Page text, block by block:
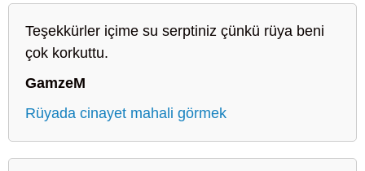
Teşekkürler içime su serptiniz çünkü rüya beni
çok korkuttu.
GamzeM
Rüyada cinayet mahali görmek